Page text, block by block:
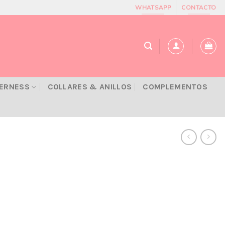
WHATSAPP CONTACTO
COLLARES & ANILLOS COMPLEMENTOS